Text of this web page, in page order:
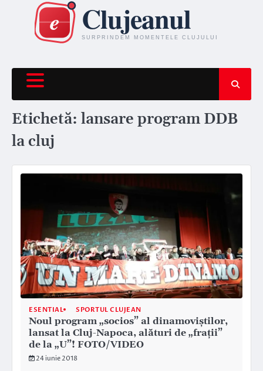
content
Etichetă: lansare program DDB
la cluj
ESENTIAL SPORTUL CLUJEAN
Noul program „socios” al dinamoviştilor,
lansat la Cluj-Napoca, alături de „fraţii”
de la „U”! FOTO/VIDEO
24 iunie 2018